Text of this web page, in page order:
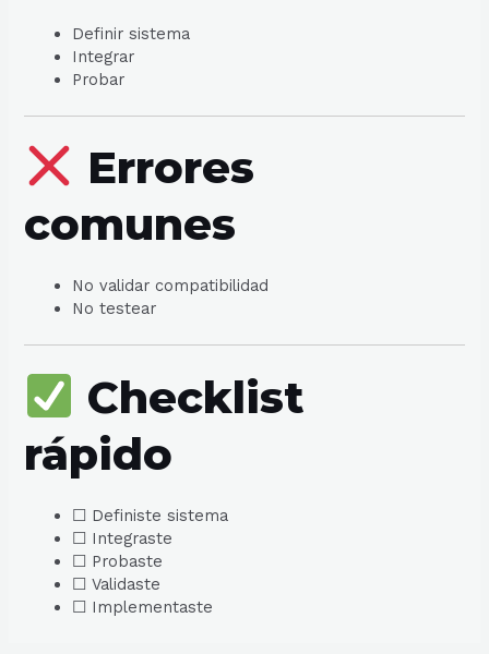
Definir sistema
Integrar
Probar
Errores
comunes
No validar compatibilidad
No testear
Checklist
rápido
☐ Definiste sistema
☐ Integraste
☐ Probaste
☐ Validaste
☐ Implementaste